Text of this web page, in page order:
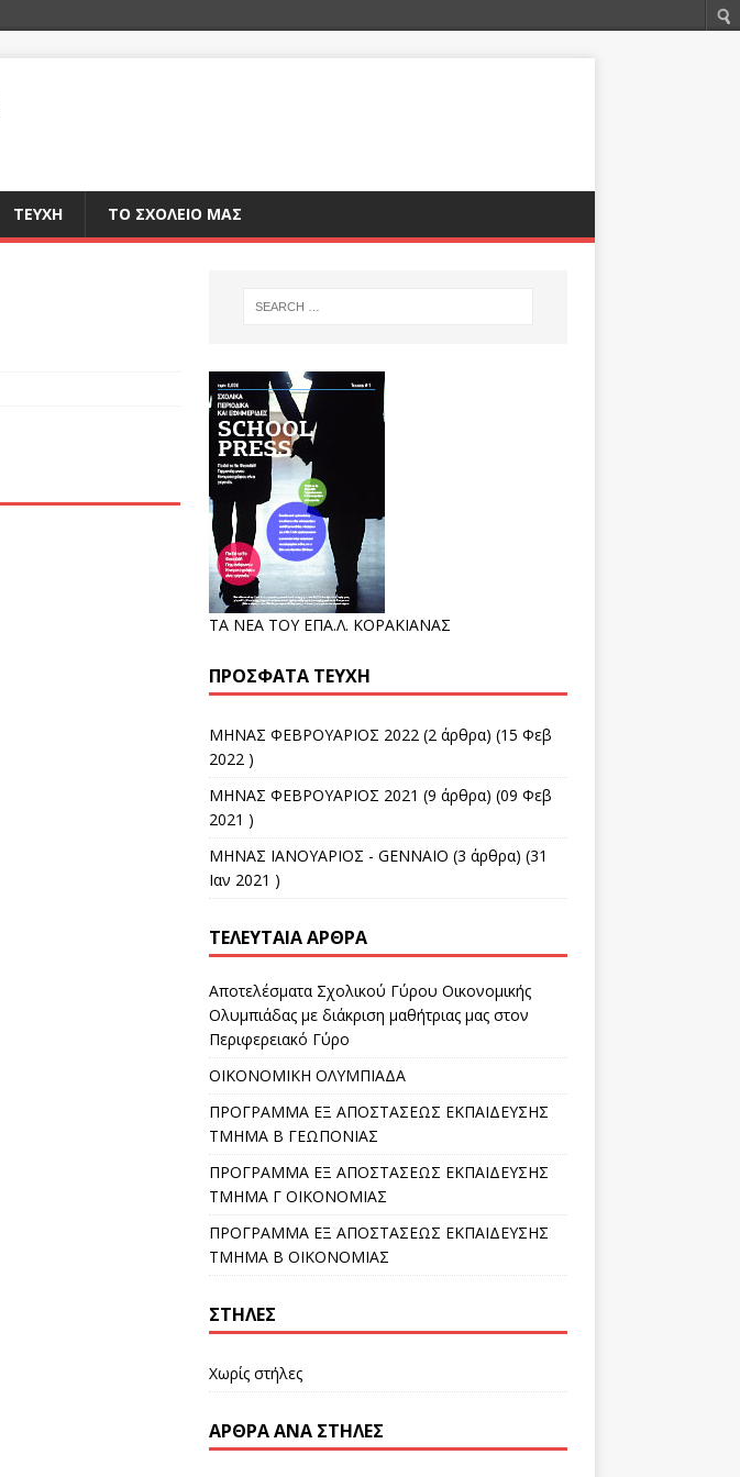
ΤΕΥΧΗ ΤΟ ΣΧΟΛΕΙΟ ΜΑΣ
ΤΑ ΝΕΑ ΤΟΥ ΕΠΑ.Λ. ΚΟΡΑΚΙΑΝΑΣ
ΠΡΌΣΦΑΤΑ ΤΕΎΧΗ
ΜΗΝΑΣ ΦΕΒΡΟΥΑΡΙΟΣ 2022 (2 άρθρα) (15 Φεβ
2022 )
ΜΗΝΑΣ ΦΕΒΡΟΥΑΡΙΟΣ 2021 (9 άρθρα) (09 Φεβ
2021 )
ΜΗΝΑΣ ΙΑΝΟΥΑΡΙΟΣ - GENNAIO (3 άρθρα) (31
Ιαν 2021 )
ΤΕΛΕΥΤΑΊΑ ΆΡΘΡΑ
Αποτελέσματα Σχολικού Γύρου Οικονομικής
Ολυμπιάδας με διάκριση μαθήτριας μας στον
Περιφερειακό Γύρο
ΟΙΚΟΝΟΜΙΚΗ ΟΛΥΜΠΙΑΔΑ
ΠΡΟΓΡΑΜΜΑ ΕΞ ΑΠΟΣΤΑΣΕΩΣ ΕΚΠΑΙΔΕΥΣΗΣ
ΤΜΗΜΑ Β ΓΕΩΠΟΝΙΑΣ
ΠΡΟΓΡΑΜΜΑ ΕΞ ΑΠΟΣΤΑΣΕΩΣ ΕΚΠΑΙΔΕΥΣΗΣ
ΤΜΗΜΑ Γ ΟΙΚΟΝΟΜΙΑΣ
ΠΡΟΓΡΑΜΜΑ ΕΞ ΑΠΟΣΤΑΣΕΩΣ ΕΚΠΑΙΔΕΥΣΗΣ
ΤΜΗΜΑ Β ΟΙΚΟΝΟΜΙΑΣ
ΣΤΉΛΕΣ
Χωρίς στήλες
ΆΡΘΡΑ ΑΝΆ ΣΤΉΛΕΣ